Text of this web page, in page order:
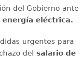
del Gobierno ante
energía eléctrica.
urgentes para
del salario de